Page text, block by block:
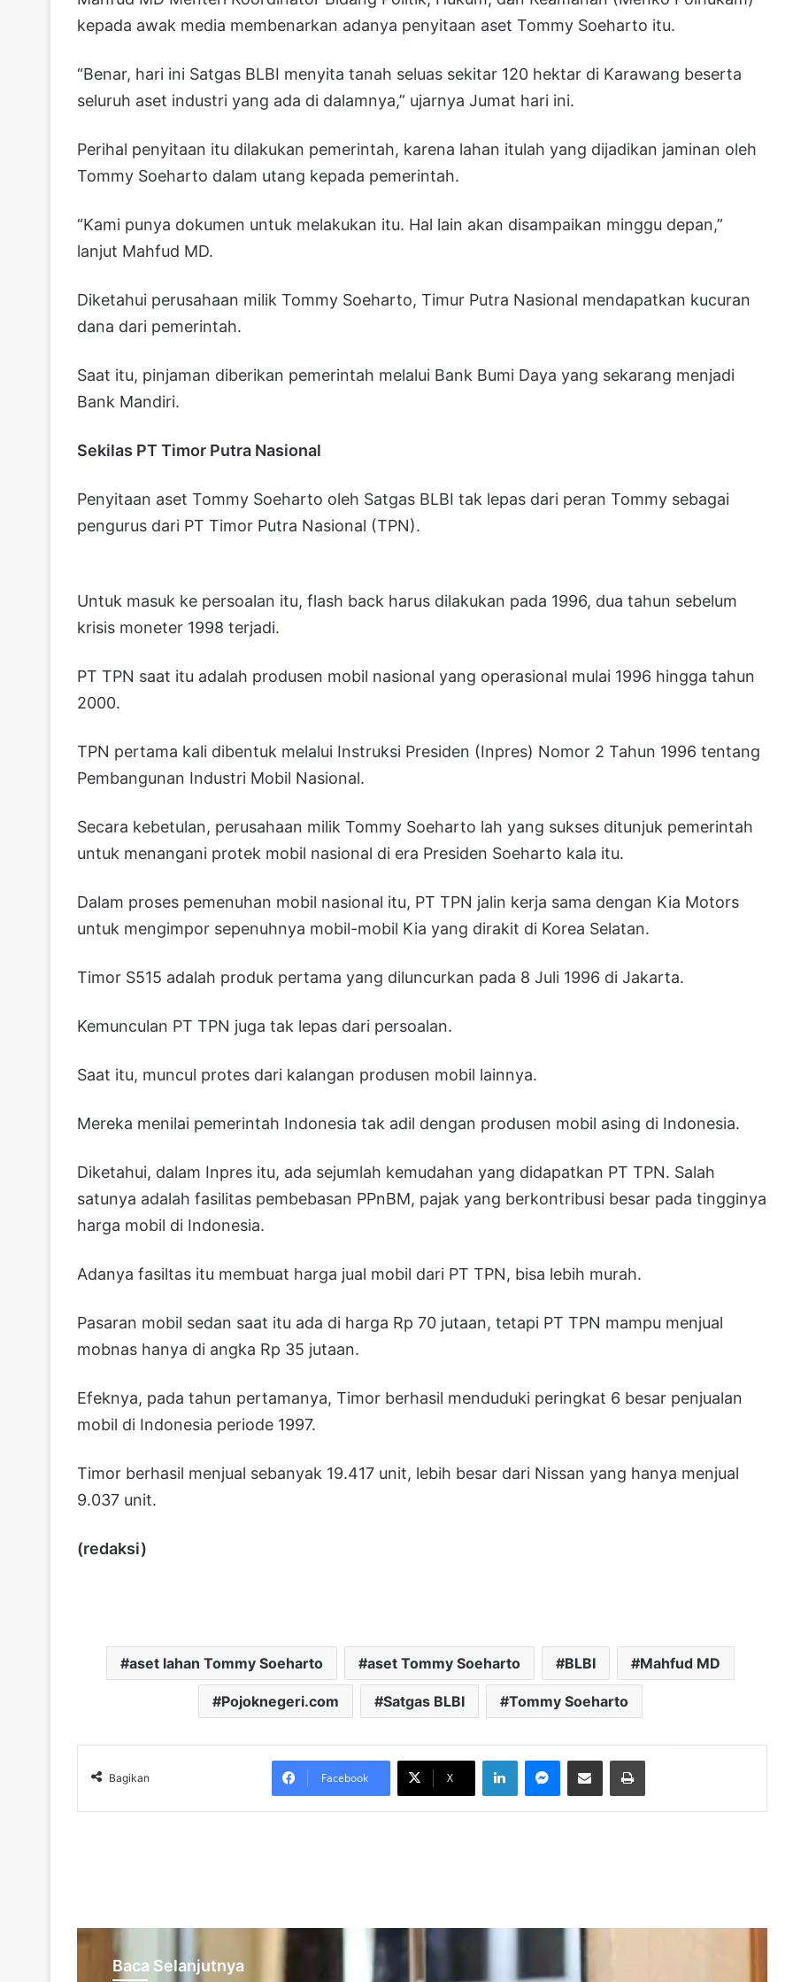
kepada awak media membenarkan adanya penyitaan aset Tommy Soeharto itu.
“Benar, hari ini Satgas BLBI menyita tanah seluas sekitar 120 hektar di Karawang beserta
seluruh aset industri yang ada di dalamnya,” ujarnya Jumat hari ini.
Perihal penyitaan itu dilakukan pemerintah, karena lahan itulah yang dijadikan jaminan oleh
Tommy Soeharto dalam utang kepada pemerintah.
“Kami punya dokumen untuk melakukan itu. Hal lain akan disampaikan minggu depan,”
lanjut Mahfud MD.
Diketahui perusahaan milik Tommy Soeharto, Timur Putra Nasional mendapatkan kucuran
dana dari pemerintah.
Saat itu, pinjaman diberikan pemerintah melalui Bank Bumi Daya yang sekarang menjadi
Bank Mandiri.
Sekilas PT Timor Putra Nasional
Penyitaan aset Tommy Soeharto oleh Satgas BLBI tak lepas dari peran Tommy sebagai
pengurus dari PT Timor Putra Nasional (TPN).
Untuk masuk ke persoalan itu, flash back harus dilakukan pada 1996, dua tahun sebelum
krisis moneter 1998 terjadi.
PT TPN saat itu adalah produsen mobil nasional yang operasional mulai 1996 hingga tahun
2000.
TPN pertama kali dibentuk melalui Instruksi Presiden (Inpres) Nomor 2 Tahun 1996 tentang
Pembangunan Industri Mobil Nasional.
Secara kebetulan, perusahaan milik Tommy Soeharto lah yang sukses ditunjuk pemerintah
untuk menangani protek mobil nasional di era Presiden Soeharto kala itu.
Dalam proses pemenuhan mobil nasional itu, PT TPN jalin kerja sama dengan Kia Motors
untuk mengimpor sepenuhnya mobil-mobil Kia yang dirakit di Korea Selatan.
Timor S515 adalah produk pertama yang diluncurkan pada 8 Juli 1996 di Jakarta.
Kemunculan PT TPN juga tak lepas dari persoalan.
Saat itu, muncul protes dari kalangan produsen mobil lainnya.
Mereka menilai pemerintah Indonesia tak adil dengan produsen mobil asing di Indonesia.
Diketahui, dalam Inpres itu, ada sejumlah kemudahan yang didapatkan PT TPN. Salah
satunya adalah fasilitas pembebasan PPnBM, pajak yang berkontribusi besar pada tingginya
harga mobil di Indonesia.
Adanya fasiltas itu membuat harga jual mobil dari PT TPN, bisa lebih murah.
Pasaran mobil sedan saat itu ada di harga Rp 70 jutaan, tetapi PT TPN mampu menjual
mobnas hanya di angka Rp 35 jutaan.
Efeknya, pada tahun pertamanya, Timor berhasil menduduki peringkat 6 besar penjualan
mobil di Indonesia periode 1997.
Timor berhasil menjual sebanyak 19.417 unit, lebih besar dari Nissan yang hanya menjual
9.037 unit.
(redaksi)
aset lahan Tommy Soeharto aset Tommy Soeharto BLBI Mahfud MD
Pojoknegeri.com Satgas BLBI Tommy Soeharto
Bagikan Facebook X
LinkedIn Messenger Bagikan melalui Email Cetak
Baca Selanjutnya
Perpecahan, Ini Peringatan Ma’ruf
Amin
PPHN Dibahas Lagi Usai 17 Agustus,